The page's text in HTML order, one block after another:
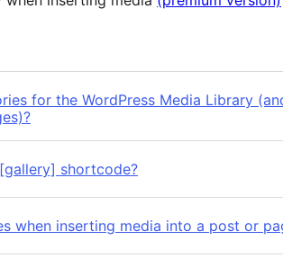
for the WordPress Media Library
shortcode?
when inserting media into a post or